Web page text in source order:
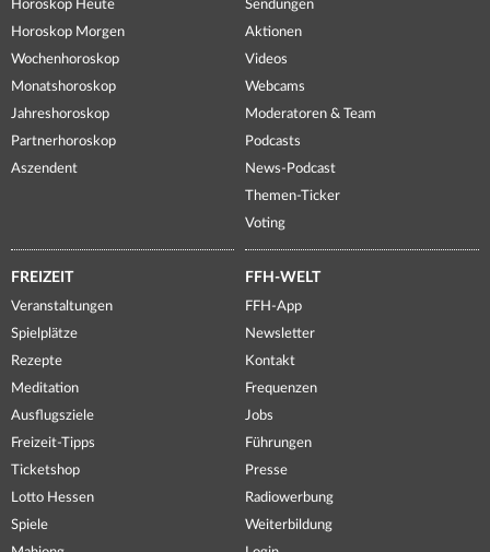
Horoskop Heute
Horoskop Morgen
Wochenhoroskop
Monatshoroskop
Jahreshoroskop
Partnerhoroskop
Aszendent
Sendungen
Aktionen
Videos
Webcams
Moderatoren & Team
Podcasts
News-Podcast
Themen-Ticker
Voting
FREIZEIT
Veranstaltungen
Spielplätze
Rezepte
Meditation
Ausflugsziele
Freizeit-Tipps
Ticketshop
Lotto Hessen
Spiele
FFH-WELT
FFH-App
Newsletter
Kontakt
Frequenzen
Jobs
Führungen
Presse
Radiowerbung
Weiterbildung